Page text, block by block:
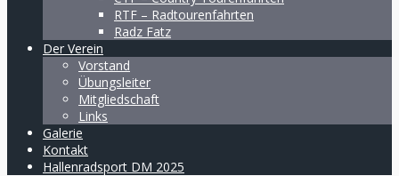
RTF – Radtourenfahrten
Radz Fatz
Der Verein
Vorstand
Übungsleiter
Mitgliedschaft
Links
Galerie
Kontakt
Hallenradsport DM 2025